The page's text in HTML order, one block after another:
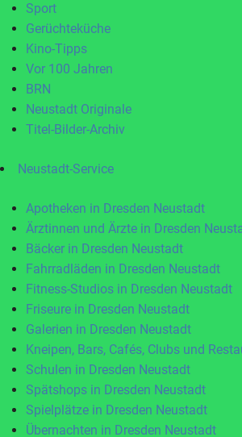
Sport
Gerüchteküche
Kino-Tipps
Vor 100 Jahren
BRN
Neustadt Originale
Titel-Bilder-Archiv
Neustadt-Service
Apotheken in Dresden Neustadt
Ärztinnen und Ärzte in Dresden
Bäcker in Dresden Neustadt
Fahrradläden in Dresden Neustadt
Fitness-Studios in Dresden Neustadt
Friseure in Dresden Neustadt
Galerien in Dresden Neustadt
Kneipen, Bars, Cafés, Clubs und
Schulen in Dresden Neustadt
Spätshops in Dresden Neustadt
Spielplätze in Dresden Neustadt
Übernachten in Dresden Neustadt